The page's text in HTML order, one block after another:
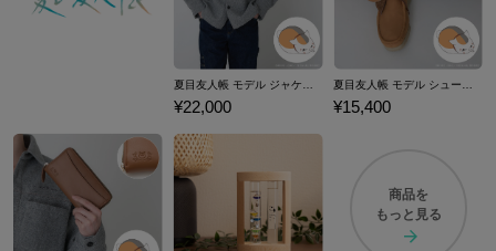
¥22,000 ¥15,400
商品を
もっと見る